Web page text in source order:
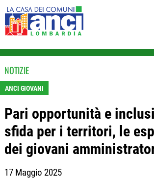
NOTIZIE
ANCI GIOVANI
Pari opportunità e
sfida per i territori, le
dei giovani
17 Maggio 2025